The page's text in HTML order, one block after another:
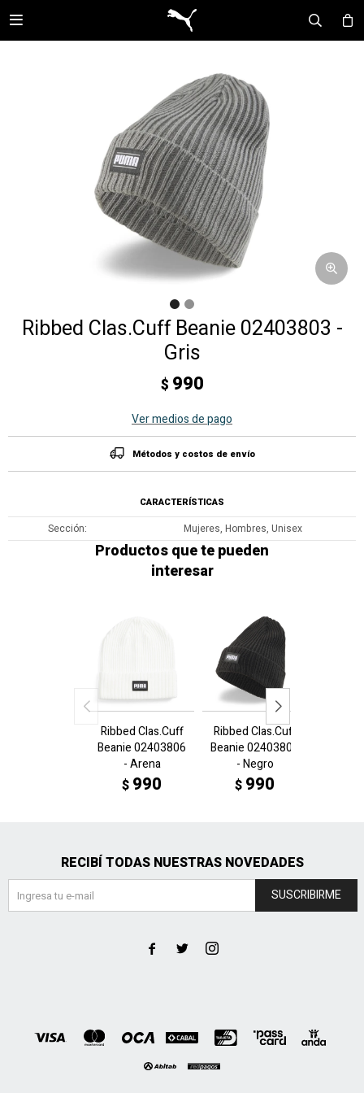

Ribbed Clas.Cuff Beanie 02403803 -
Gris
$ 990
Ver medios de pago
Métodos y costos de envío
CARACTERÍSTICAS
Sección Mujeres, Hombres, Unisex
Productos que te pueden
interesar
Ribbed Clas.Cuff
Beanie 02403806
- Arena
$ 990
Ribbed Clas.Cuff
Beanie 02403801
- Negro
$ 990
RECIBÍ TODAS NUESTRAS NOVEDADES
SUSCRIBIRME
  